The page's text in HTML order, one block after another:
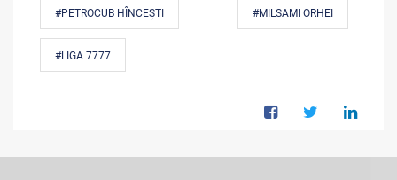
#PETROCUB HÎNCEȘTI #MILSAMI ORHEI
#LIGA 7777